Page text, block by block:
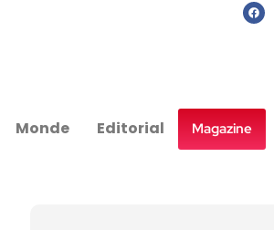
Monde Editorial Magazine